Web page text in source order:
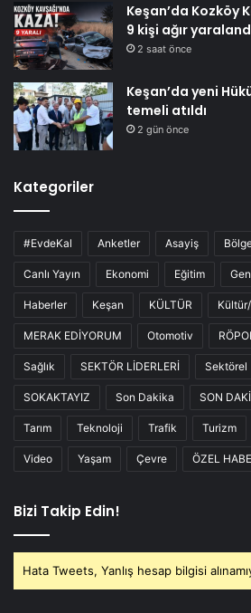
Keşan’da Kozköy
9 kişi ağır
2 saat önce
Keşan’da yeni
temeli atıldı
2 gün önce
Kategoriler
#EvdeKal Anketler Asayiş
Canlı Yayın Ekonomi Eğitim
Haberler Keşan KÜLTÜR
MERAK EDİYORUM Otomotiv
Sağlık SEKTÖR LİDERLERİ Sektörel
SOKAKTAYIZ Son Dakika SON
Tarım Teknoloji Trafik Turizm
Video Yaşam Çevre ÖZEL
Bizi Takip Edin!
Hata Tweets, Yanlış hesap bilgisi